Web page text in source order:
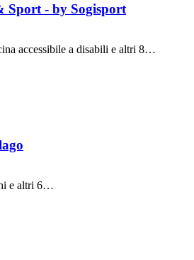
Sport - by Sogisport
accessibile a disabili e altri 8…
e altri 6…